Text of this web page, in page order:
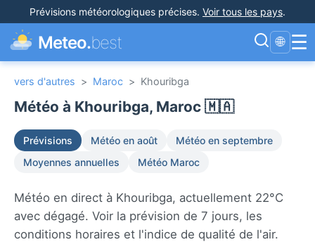
Prévisions météorologiques précises. Voir tous les pays.
Meteo.best 🌐 ☰
vers d'autres > Maroc > Khouribga
Météo à Khouribga, Maroc 🇲🇦
Prévisions Météo en août
Météo en septembre
Moyennes annuelles
Météo Maroc
Météo en direct à Khouribga, actuellement 22°C
avec dégagé. Voir la prévision de 7 jours, les
conditions horaires et l'indice de qualité de l'air.